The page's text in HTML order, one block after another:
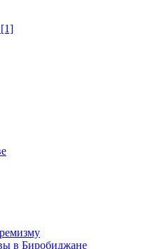
в Биробиджане